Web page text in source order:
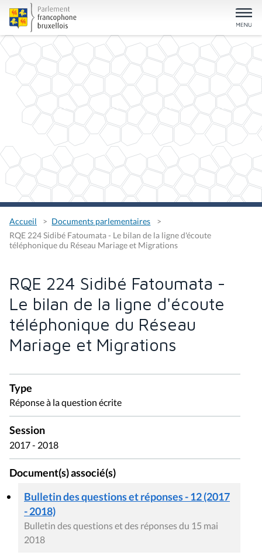
Accueil
Documents parlementaires
RQE 224 Sidibé Fatoumata - Le bilan de la ligne d'écoute
téléphonique du Réseau Mariage et Migrations
RQE 224 Sidibé Fatoumata -
Le bilan de la ligne d'écoute
téléphonique du Réseau
Mariage et Migrations
Type
Réponse à la question écrite
Session
2017 - 2018
Document(s) associé(s)
Bulletin des questions et réponses - 12 (2017
- 2018)
Bulletin des questions et des réponses du 15 mai
2018